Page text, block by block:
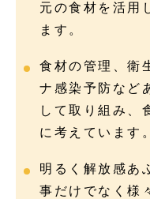
元の食材を活用
ます。
食材の管理、衛
ナ感染予防など
して取り組み、
に考えています。
明るく解放感あ
事だけでなく様